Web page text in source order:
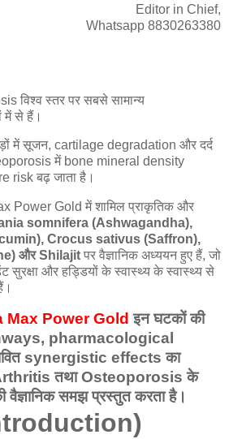
Editor in Chief,
Whatsapp 8830263380
विश्व स्तर पर सबसे सामान्य
में से हैं।
में सूजन, cartilage degradation और दर्द
में bone mineral density
risk बढ़ जाता है।
Power Gold में शामिल प्राकृतिक और
somnifera (Ashwagandha),
Crocus sativus (Saffron),
और Shilajit पर वैज्ञानिक अध्ययन हुए हैं, जो
सुरक्षा और हड्डियों के स्वास्थ्य के स्वास्थ्य से
Max Power Gold इन घटकों की
pharmacological
synergistic effects का
तथा Osteoporosis के
वैज्ञानिक समझ प्रस्तुत करता है।